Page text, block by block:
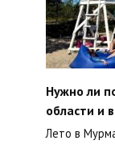
Нужно ли
области и
Лето в